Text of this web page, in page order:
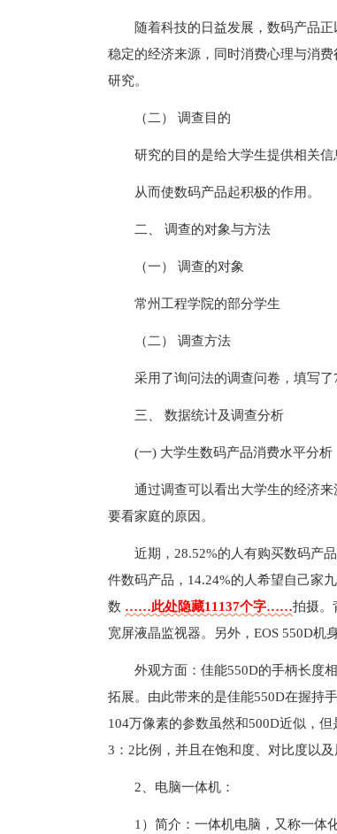
随着科技的日益发展，数码产品
稳定的经济来源，同时消费心理与消
研究。
（二） 调查目的
研究的目的是给大学生提供相关
从而使数码产品起积极的作用。
二、 调查的对象与方法
（一） 调查的对象
常州工程学院的部分学生
（二） 调查方法
采用了询问法的调查问卷，填写了
三、 数据统计及调查分析
(一) 大学生数码产品消费水平分析
通过调查可以看出大学生的经济
要看家庭的原因。
近期，28.52%的人有购买数码产
件数码产品，14.24%的人希望自己家
数 ……此处隐藏11137个字……拍摄。
宽屏液晶监视器。另外，EOS 550D机
外观方面：佳能550D的手柄长度
拓展。由此带来的是佳能550D在握持
104万像素的参数虽然和500D近似，
3：2比例，并且在饱和度、对比度以
2、电脑一体机：
1）简介：一体机电脑，又称一体